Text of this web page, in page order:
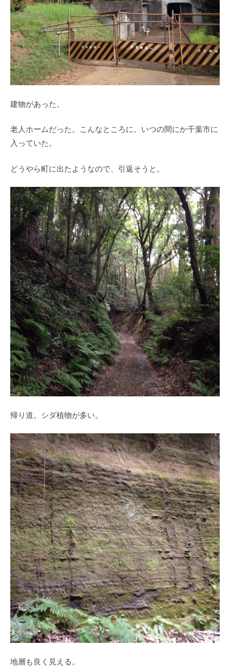
建物があった。
老人ホームだった。こんなところに。いつの間にか千葉市に
入っていた。
どうやら町に出たようなので、引返そうと。
帰り道。シダ植物が多い。
地層も良く見える。